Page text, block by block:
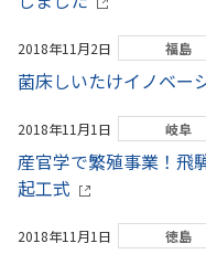
2018年11月2日 福島
菌床しいたけイノベー
2018年11月1日 岐阜
産官学で繁殖事業！飛
起工式
2018年11月1日 徳島